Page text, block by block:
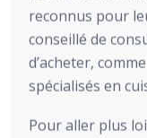
reconnus pour
conseillé de
d’acheter,
spécialisés en
Pour aller plus